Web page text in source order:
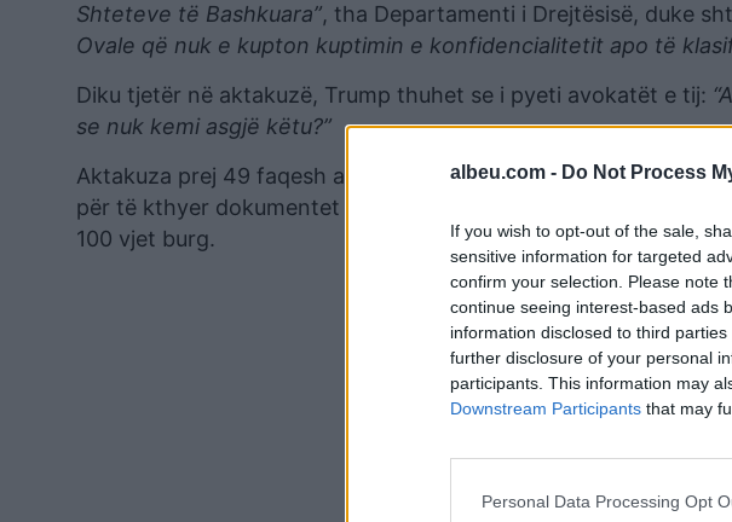
albeu.com - Do Not Process
If you wish to opt-out of the sale,
sensitive information for targeted
confirm your selection. Please note
continue seeing interest-based ads
information disclosed to third
further disclosure of your personal
participants. This information may
Downstream Participants that may
Personal Data Processing Opt
Shteteve të Bashkuara”, tha Departamenti i Drejtësisë, duke
Ovale që nuk e kupton kuptimin e konfidencialitetit apo të
Diku tjetër në aktakuzë, Trump thuhet se i pyeti avokatët e tij:
se nuk kemi asgjë këtu?”
Aktakuza prej 49 faqesh akuzon Trump se ka injoruar me
për të kthyer dokumentet që kishte marrë. Siç mund të shihet
100 vjet burg.